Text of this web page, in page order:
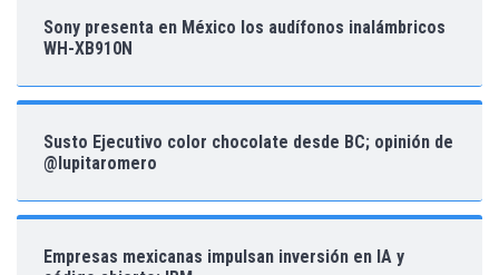
Sony presenta en México los audífonos inalámbricos
WH-XB910N
Susto Ejecutivo color chocolate desde BC; opinión de
@lupitaromero
Empresas mexicanas impulsan inversión en IA y